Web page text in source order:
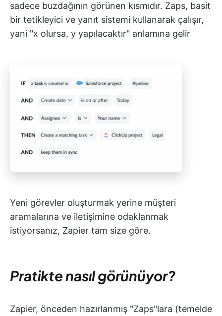
sadece buzdağının görünen kısmıdır. Zaps, basit
bir tetikleyici ve yanıt sistemi kullanarak çalışır,
yani "x olursa, y yapılacaktır" anlamına gelir
Yeni görevler oluşturmak yerine müşteri
aramalarına ve iletişimine odaklanmak
istiyorsanız, Zapier tam size göre.
Pratikte nasıl görünüyor?
Zapier, önceden hazırlanmış "Zaps"lara (temelde